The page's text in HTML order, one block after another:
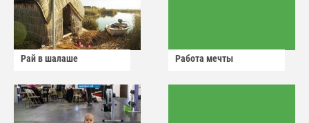
Рай в шалаше Работа мечты